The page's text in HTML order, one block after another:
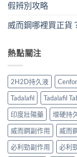
假辨別攻略
威而鋼哪裡買正貨
熱點關注
2H2D持久液
Tadalafil
Tadalafil
印度壯陽藥
增硬持久
威而鋼副作用
威而
必利勁副作用
必利